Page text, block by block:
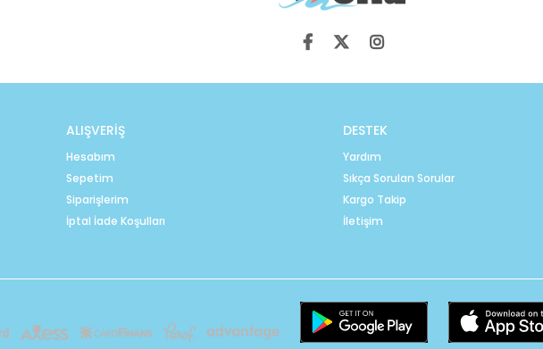
ALIŞVERİŞ
Hesabım
Sepetim
Siparişlerim
İptal İade Koşulları
DESTEK
Yardım
Sıkça Sorulan Sorular
Kargo Takip
İletişim